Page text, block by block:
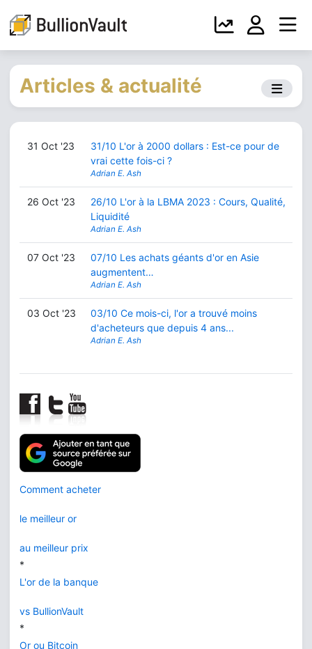
Articles & actualité
31 Oct '23
31/10 L'or à 2000 dollars : Est-ce pour de
vrai cette fois-ci ?
Adrian E. Ash
26 Oct '23
26/10 L'or à la LBMA 2023 : Cours, Qualité,
Liquidité
Adrian E. Ash
07 Oct '23
07/10 Les achats géants d'or en Asie
augmentent…
Adrian E. Ash
03 Oct '23
03/10 Ce mois-ci, l'or a trouvé moins
d'acheteurs que depuis 4 ans...
Adrian E. Ash
Comment acheter
le meilleur or
au meilleur prix
*
L'or de la banque
vs BullionVault
*
Or ou Bitcoin